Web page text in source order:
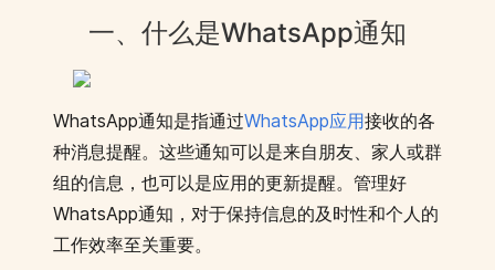
一、什么是WhatsApp通知
WhatsApp通知是指通过WhatsApp应用接收的各
种消息提醒。这些通知可以是来自朋友、家人或群
组的信息，也可以是应用的更新提醒。管理好
WhatsApp通知，对于保持信息的及时性和个人的
工作效率至关重要。